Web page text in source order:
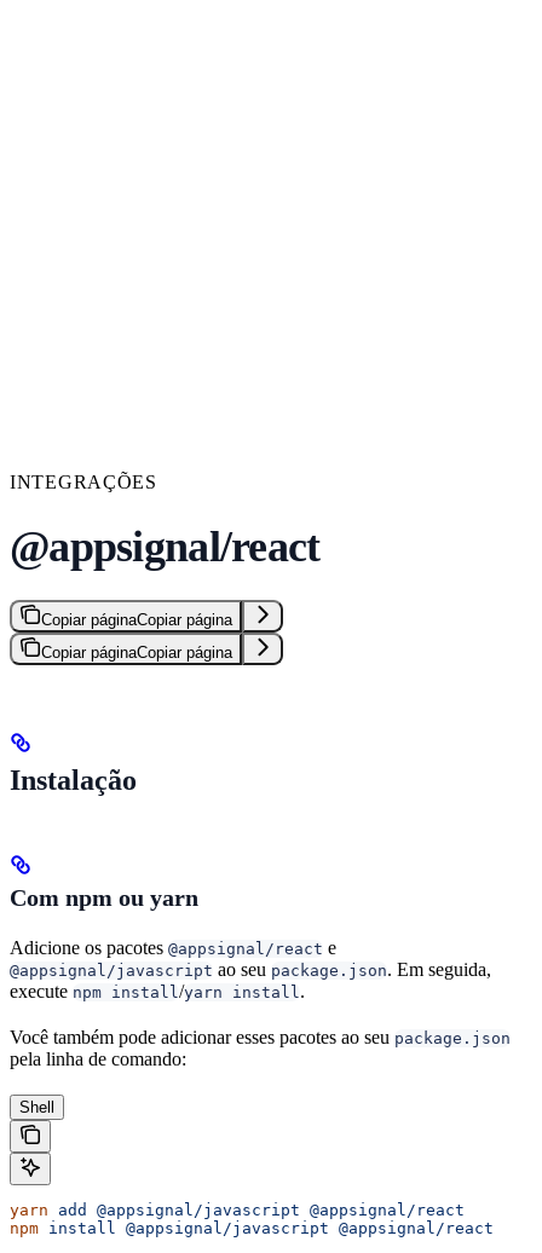
INTEGRAÇÕES
@appsignal/react
Copiar páginaCopiar página
Copiar páginaCopiar página
Instalação
Com npm ou yarn
Adicione os pacotes @appsignal/react e
@appsignal/javascript ao seu package.json. Em seguida,
execute npm install /yarn install .
Você também pode adicionar esses pacotes ao seu package.json
pela linha de comando:
Shell
yarn add @appsignal/javascript @appsignal/react
npm install @appsignal/javascript @appsignal/react